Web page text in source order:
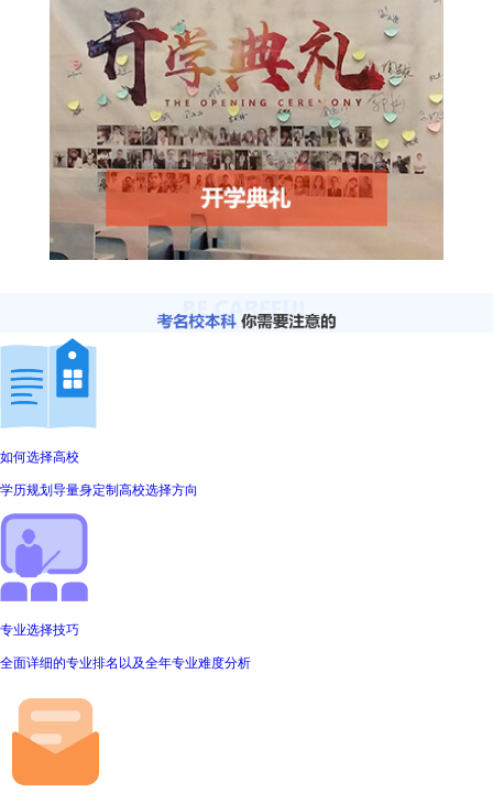
如何选择高校
学历规划导量身定制高校选择方向
专业选择技巧
全面详细的专业排名以及全年专业难度分析